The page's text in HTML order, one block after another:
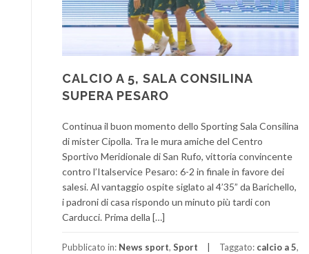
CALCIO A 5, SALA CONSILINA
SUPERA PESARO
Continua il buon momento dello Sporting Sala Consilina
di mister Cipolla. Tra le mura amiche del Centro
Sportivo Meridionale di San Rufo, vittoria convincente
contro l’Italservice Pesaro: 6-2 in finale in favore dei
salesi. Al vantaggio ospite siglato al 4’35” da Barichello,
i padroni di casa rispondo un minuto più tardi con
Carducci. Prima della […]
Pubblicato in: News sport, Sport Taggato: calcio a 5,